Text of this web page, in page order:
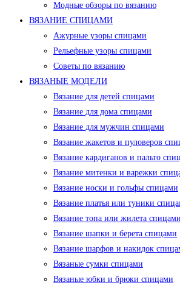
Модные обзоры по вязанию
ВЯЗАНИЕ СПИЦАМИ
Ажурные узоры спицами
Рельефные узоры спицами
Советы по вязанию
ВЯЗАНЫЕ МОДЕЛИ
Вязание для детей спицами
Вязание для дома спицами
Вязание для мужчин спицами
Вязание жакетов и пуловеров
Вязание кардиганов и пальто
Вязание митенки и варежки
Вязание носки и гольфы спицами
Вязание платья или туники
Вязание топа или жилета спицами
Вязание шапки и берета спицами
Вязание шарфов и накидок
Вязаные сумки спицами
Вязаные юбки и брюки спицами